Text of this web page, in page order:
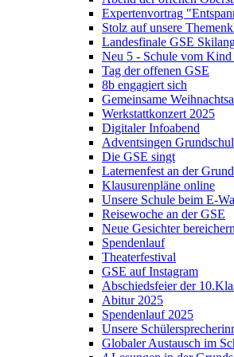
Expertenvortrag
Stolz auf unsere
Landesfinale GSE
Neu 5 - Schule vom Kind
Tag der offenen GSE
8b engagiert sich
Gemeinsame
Werkstattkonzert 2025
Digitaler Infoabend
Adventsingen
Die GSE singt
Laternenfest an der
Klausurenpläne online
Unsere Schule beim E-
Reisewoche an der GSE
Neue Gesichter
Spendenlauf
Theaterfestival
GSE auf Instagram
Abschiedsfeier der
Abitur 2025
Spendenlauf 2025
Unsere
Globaler Austausch im